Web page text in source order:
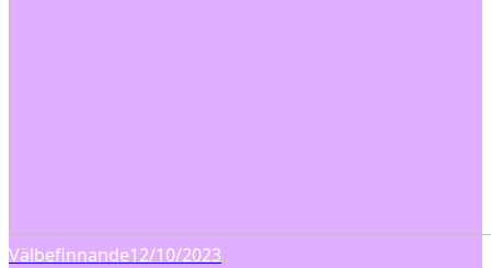
Välbefinnande12/10/2023